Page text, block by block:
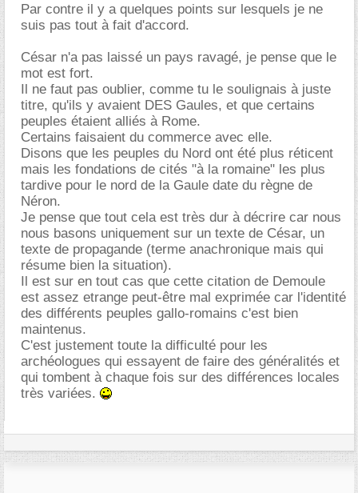
Par contre il y a quelques points sur lesquels je ne
suis pas tout à fait d'accord.
César n'a pas laissé un pays ravagé, je pense que le
mot est fort.
Il ne faut pas oublier, comme tu le soulignais à juste
titre, qu'ils y avaient DES Gaules, et que certains
peuples étaient alliés à Rome.
Certains faisaient du commerce avec elle.
Disons que les peuples du Nord ont été plus réticent
mais les fondations de cités "à la romaine" les plus
tardive pour le nord de la Gaule date du règne de
Néron.
Je pense que tout cela est très dur à décrire car nous
nous basons uniquement sur un texte de César, un
texte de propagande (terme anachronique mais qui
résume bien la situation).
Il est sur en tout cas que cette citation de Demoule
est assez etrange peut-être mal exprimée car l'identité
des différents peuples gallo-romains c'est bien
maintenus.
C'est justement toute la difficulté pour les
archéologues qui essayent de faire des généralités et
qui tombent à chaque fois sur des différences locales
très variées.